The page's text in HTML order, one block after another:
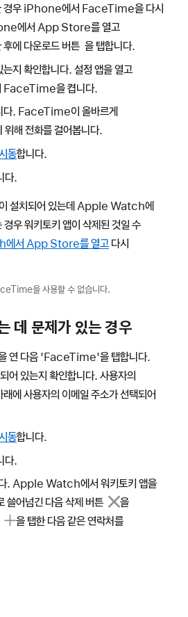
우 iPhone에서 FaceTime을 다시
에서 App Store를 열고
에 다운로드 버튼 을 탭합니다.
지 확인합니다. 설정 앱을 열고
을 켭니다.
. FaceTime이 올바르게
위해 전화를 걸어봅니다.
동합니다.
다.
치되어 있는데 Apple Watch에
우 워키토키 앱이 삭제된 것일 수
서 App Store를 열고 다시
을 사용할 수 없습니다.
데 문제가 있는 경우
연 다음 'FaceTime'을 탭합니다.
어 있는지 확인합니다. 사용자의
에 사용자의 이메일 주소가 선택되어
동합니다.
다.
다. Apple Watch에서 워키토키 앱을
쓸어넘긴 다음삭제 버튼
을
을 탭한 다음 같은 연락처를